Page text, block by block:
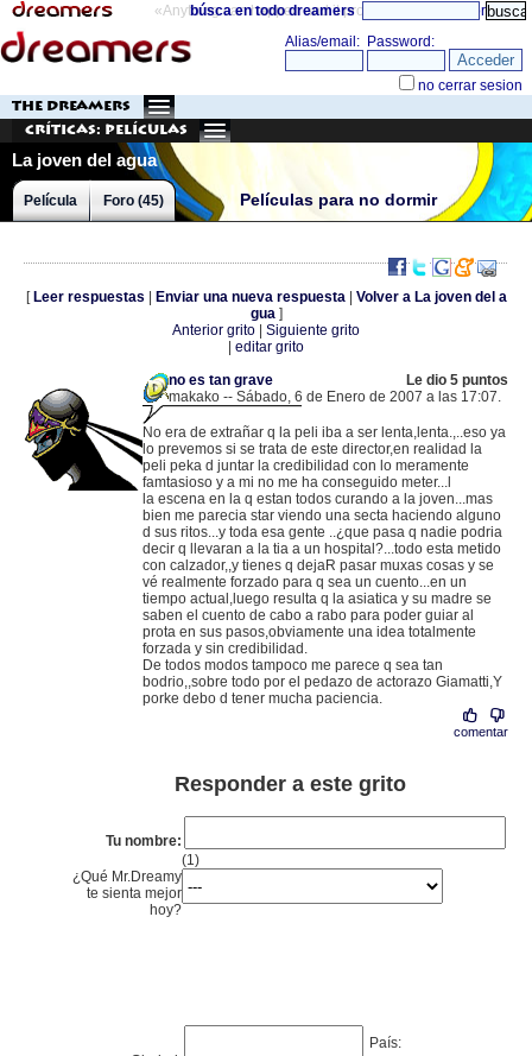
«Anything can happen and it probably will» directorio
búsca en todo dreamers
THE DREAMERS
Críticas: Películas
La joven del agua
Películas para no dormir
Película Foro (45)
[ Leer respuestas Enviar una nueva respuesta| Volver a La joven del a
gua]
Anterior grito
Siguiente grito
editar grito
no es tan grave
Le dio 5 puntos
makako -- Sábado, 6 de Enero de 2007 a las 17:07.
No era de extrañar q la peli iba a ser lenta,lenta.,..eso ya
lo prevemos si se trata de este director,en realidad la
peli peka d juntar la credibilidad con lo meramente
famtasioso y a mi no me ha conseguido meter...l
la escena en la q estan todos curando a la joven...mas
bien me parecia star viendo una secta haciendo alguno
d sus ritos...y toda esa gente ..¿que pasa q nadie podria
decir q llevaran a la tia a un hospital?...todo esta metido
con calzador,,y tienes q dejaR pasar muxas cosas y se
vé realmente forzado para q sea un cuento...en un
tiempo actual,luego resulta q la asiatica y su madre se
saben el cuento de cabo a rabo para poder guiar al
prota en sus pasos,obviamente una idea totalmente
forzada y sin credibilidad.
De todos modos tampoco me parece q sea tan
bodrio,,sobre todo por el pedazo de actorazo Giamatti,Y
porke debo d tener mucha paciencia.
comentar
Responder a este grito
Tu nombre:
(1)
¿Qué Mr.Dreamy
te sienta mejor
hoy?
País: